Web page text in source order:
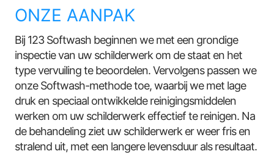
ONZE AANPAK
Bij 123 Softwash beginnen we met een grondige
inspectie van uw schilderwerk om de staat en het
type vervuiling te beoordelen. Vervolgens passen we
onze Softwash-methode toe, waarbij we met lage
druk en speciaal ontwikkelde reinigingsmiddelen
werken om uw schilderwerk effectief te reinigen. Na
de behandeling ziet uw schilderwerk er weer fris en
stralend uit, met een langere levensduur als resultaat.